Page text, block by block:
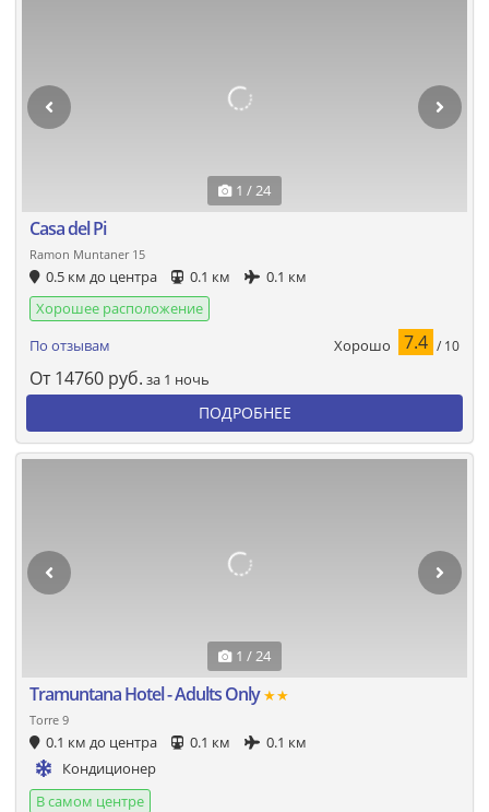
1 / 24
Casa del Pi
Ramon Muntaner 15
0.5 км до центра 0.1 км
0.1 км
Хорошее расположение
По отзывам
Хорошо 7.4 / 10
От 14760 руб. за 1 ночь
ПОДРОБНЕЕ
1 / 24
Tramuntana Hotel - Adults Only★★
Torre 9
0.1 км до центра 0.1 км
0.1 км
Кондиционер
В самом центре